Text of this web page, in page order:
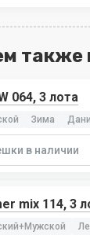
также
064, 3 лота
Зима
в наличии
mix 114, 3